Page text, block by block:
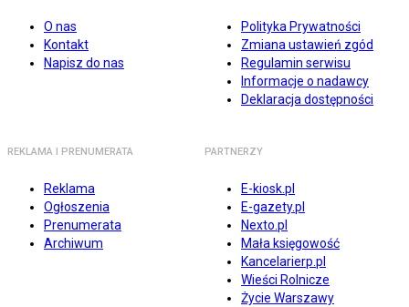
O nas
Kontakt
Napisz do nas
Polityka Prywatności
Zmiana ustawień zgód
Regulamin serwisu
Informacje o nadawcy
Deklaracja dostępności
REKLAMA I PRENUMERATA
Reklama
Ogłoszenia
Prenumerata
Archiwum
PARTNERZY
E-kiosk.pl
E-gazety.pl
Nexto.pl
Mała księgowość
Kancelarierp.pl
Wieści Rolnicze
Życie Warszawy